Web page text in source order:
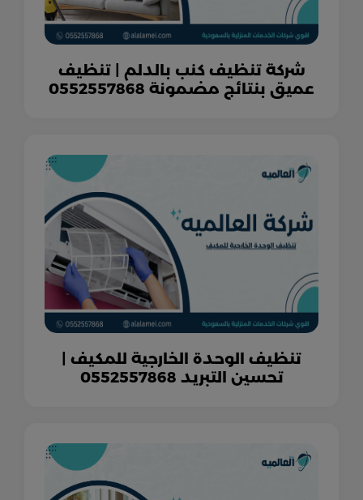
شركة تنظيف كنب بالدلم | تنظيف
عميق بنتائج مضمونة 0552557868
تنظيف الوحدة الخارجية للمكيف |
تحسين التبريد 0552557868